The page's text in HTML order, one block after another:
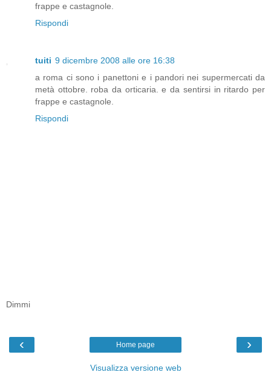
frappe e castagnole.
Rispondi
tuiti 9 dicembre 2008 alle ore 16:38
a roma ci sono i panettoni e i pandori nei supermercati da
metà ottobre. roba da orticaria. e da sentirsi in ritardo per
frappe e castagnole.
Rispondi
Dimmi
‹ ›
Home page
Visualizza versione web